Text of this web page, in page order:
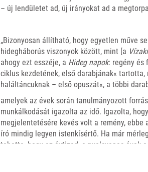
– új lendületet ad, új irányokat ad a
„Bizonyosan állítható, hogy egyetlen műve
hidegháborús viszonyok között, mint [a
ahogy ezt esszéje, a Hideg napok: regény és
ciklus kezdetének, első darabjának«
haláltáncuknak – első opuszát«, a többi
amelyek az évek során tanulmányozott
munkálkodását igazolta az idő. Igazolta,
megjelentetésére kevés volt a remény,
író mindig legyen istenkísértő. Ha már
tehette, hogy az évtized, a nyolcvanas évek
hivatalosan képviselt politikai érték- és
változásokat hozott. A nemzeti önismeret